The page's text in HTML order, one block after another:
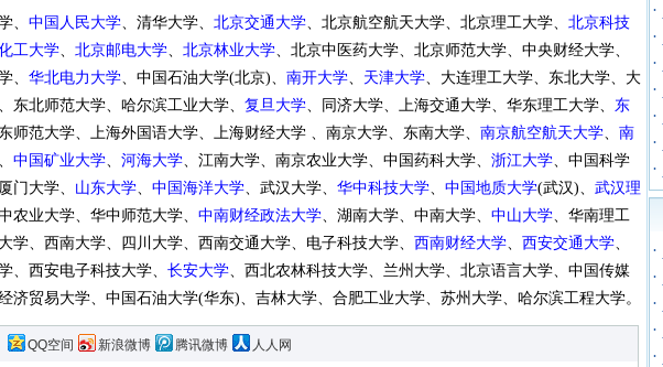
中国人民大学、清华大学、 北京交通大学、北京航空航天大学、北京理工大学、 北京科技
工大学、 北京邮电大学、 北京林业大学、北京中医药大学、北京师范大学、中央财经大学、
、 华北电力大学、中国石油大学(北京)、 南开大学、 天津大学、大连理工大学、东北大学、大
东北师范大学、哈尔滨工业大学、 复旦大学、同济大学、上海交通大学、华东理工大学、 东
师范大学、上海外国语大学、上海财经大学 、南京大学、东南大学、 南京航空航天大学、 南
中国矿业大学、 河海大学、江南大学、南京农业大学、中国药科大学、 浙江大学、中国科学
门大学、
山东大学、 中国海洋大学、武汉大学、 华中科技大学、 中国地质大学(武汉)、 武汉理
农业大学、华中师范大学、 中南财经政法大学、湖南大学、中南大学、 中山大学、华南理工
学、西南大学、四川大学、西南交通大学、电子科技大学、 西南财经大学、 西安交通大学、
、西安电子科技大学、 长安大学、西北农林科技大学、兰州大学、北京语言大学、中国传媒
济贸易大学、中国石油大学(华东)、吉林大学、合肥工业大学、苏州大学、哈尔滨工程大学。
QQ空间 新浪微博 腾讯微博 人人网
·
·
·
·
·
·
·
·
·
·
·
·